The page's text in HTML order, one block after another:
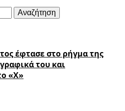
έφτασε στο ρήγμα της
του και
«X»